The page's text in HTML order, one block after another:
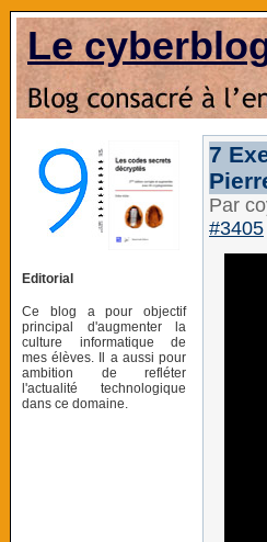
Le
Editorial
Ce blog a pour objectif
principal d'augmenter la
culture informatique de
mes élèves. Il a aussi pour
ambition de refléter
l'actualité technologique
dans ce domaine.
7
Par
#3405